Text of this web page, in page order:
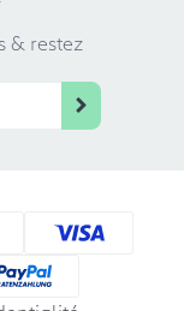
& restez